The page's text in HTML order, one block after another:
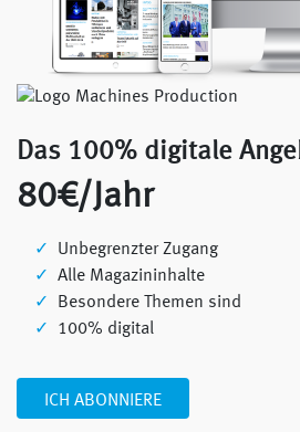
Das 100% digitale
80€/Jahr
Unbegrenzter Zugang
Alle Magazininhalte
Besondere Themen sind
100% digital
ICH ABONNIERE